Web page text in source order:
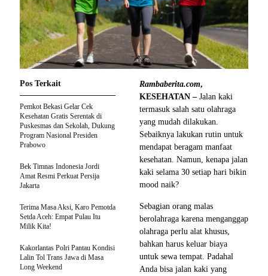
Rambaberita.com,
KESEHATAN – Jalan kaki
termasuk salah satu olahraga
yang mudah dilakukan.
Sebaiknya lakukan rutin untuk
mendapat beragam manfaat
kesehatan. Namun, kenapa jalan
kaki selama 30 setiap hari bikin
mood naik?
Sebagian orang malas
berolahraga karena menganggap
olahraga perlu alat khusus,
bahkan harus keluar biaya
untuk sewa tempat. Padahal
Anda bisa jalan kaki yang
Pos Terkait
Pemkot Bekasi Gelar Cek
Kesehatan Gratis Serentak di
Puskesmas dan Sekolah, Dukung
Program Nasional Presiden
Prabowo
Bek Timnas Indonesia Jordi
Amat Resmi Perkuat Persija
Jakarta
Terima Masa Aksi, Karo Pemotda
Setda Aceh: Empat Pulau Itu
Milik Kita!
Kakorlantas Polri Pantau Kondisi
Lalin Tol Trans Jawa di Masa
Long Weekend